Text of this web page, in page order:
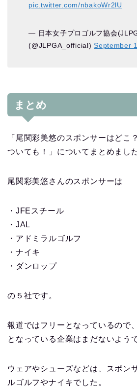
pic.twitter.com/nbakoWr2lU
— 日本女子プロゴルフ協会
(@JLPGA_official)September
まとめ
「尾関彩美悠のスポンサーはどこ
ついても！」についてまとめました
尾関彩美悠さんのスポンサーは
・JFEスチール
・JAL
・アドミラルゴルフ
・ナイキ
・ダンロップ
の５社です。
報道ではフリーとなっているので
となっている企業はまだないよう
ウェアやシューズなどは、スポン
ルゴルフやナイキでした。